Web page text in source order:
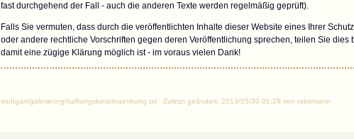
fast durchgehend der Fall - auch die anderen Texte werden regelmäßig geprüft).
Falls Sie vermuten, dass durch die veröffentlichten Inhalte dieser Website eines Ihrer
oder andere rechtliche Vorschriften gegen deren Veröffentlichung sprechen, teilen Sie dies
damit eine zügige Klärung möglich ist - im voraus vielen Dank!
stuttgart/galerie/org/haftungsbeschraenkung.txt · Zuletzt geändert: 2013/05/30 01:29 von rabemann